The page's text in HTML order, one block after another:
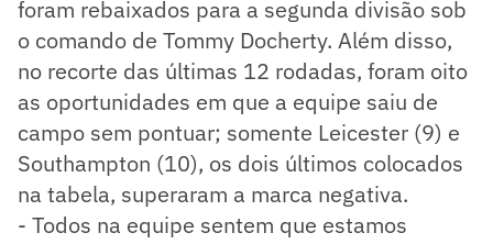
foram rebaixados para a segunda divisão sob
o comando de Tommy Docherty. Além disso,
no recorte das últimas 12 rodadas, foram oito
as oportunidades em que a equipe saiu de
campo sem pontuar; somente Leicester (9) e
Southampton (10), os dois últimos colocados
na tabela, superaram a marca negativa.
- Todos na equipe sentem que estamos